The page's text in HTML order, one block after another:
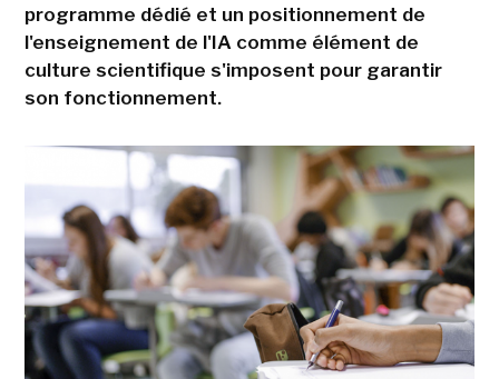
programme dédié et un positionnement de
l'enseignement de l'IA comme élément de
culture scientifique s'imposent pour garantir
son fonctionnement.